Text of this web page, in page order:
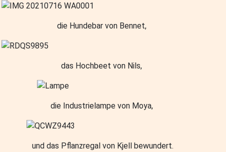
die Hundebar von Bennet,
das Hochbeet von Nils,
die Industrielampe von Moya,
und das Pflanzregal von Kjell bewundert.